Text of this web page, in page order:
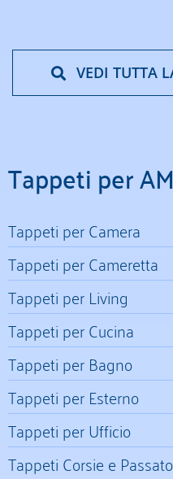
VEDI TUTTA
Tappeti per
Tappeti per Camera
Tappeti per Cameretta
Tappeti per Living
Tappeti per Cucina
Tappeti per Bagno
Tappeti per Esterno
Tappeti per Ufficio
Tappeti Corsie e